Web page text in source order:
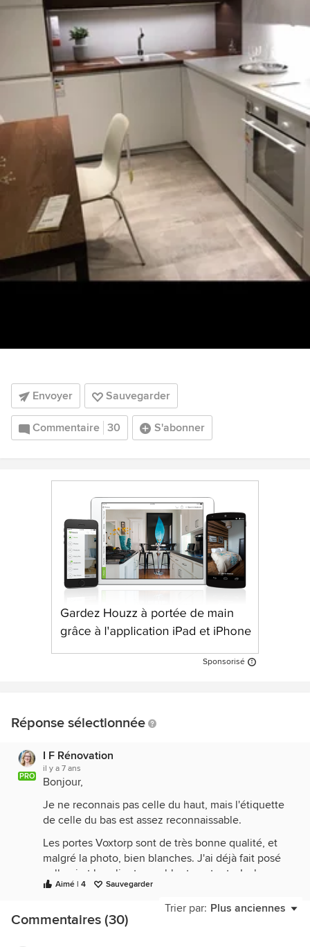
Envoyer Sauvegarder
Commentaire 30 S'abonner
Sponsorisé
Réponse sélectionnée
PRO
I F Rénovation
il y a 7 ans
Bonjour,
Je ne reconnais pas celle du haut, mais l'étiquette
de celle du bas est assez reconnaissable.
Les portes Voxtorp sont de très bonne qualité, et
malgré la photo, bien blanches. J'ai déjà fait posé
celle-ci et les clients semblent contents. La bonne
chose avec la carte Family de la grande suédoise
est que vous pouvez ramener vos erreurs même
monté ou troué pour remboursement total...je ne
Aimé | 4 Sauvegarder
Trier par: Plus anciennes
Commentaires (30)